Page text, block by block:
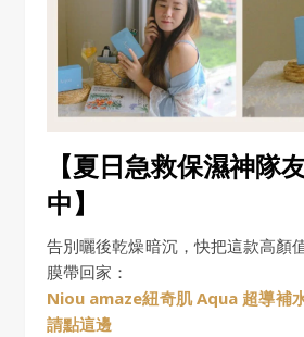
【夏日急救保濕神隊
中】
告別曬後乾燥暗沉，快把這款高顏
膜帶回家：
Niou amaze紐奇肌 Aqua 超導補
請點這邊